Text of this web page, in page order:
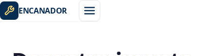
ENCANADOR